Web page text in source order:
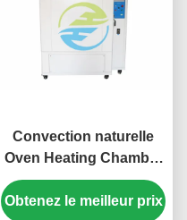
Convection naturelle
Oven Heating Chamber
du CEI 60811 8-20
changements d'air par
Obtenez le meilleur prix